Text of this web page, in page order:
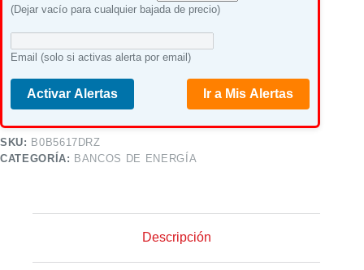
(Dejar vacío para cualquier bajada de precio)
Email (solo si activas alerta por email)
Activar Alertas Ir a Mis Alertas
SKU: B0B5617DRZ
CATEGORÍA: BANCOS DE ENERGÍA
Descripción